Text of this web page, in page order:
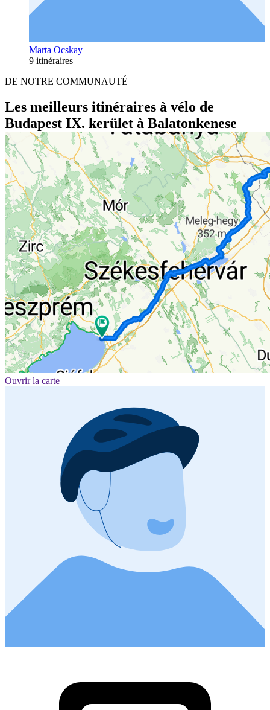
Marta Ocskay
9 itinéraires
DE NOTRE COMMUNAUTÉ
Les meilleurs itinéraires à vélo de
Budapest IX. kerület à Balatonkenese
Ouvrir la carte